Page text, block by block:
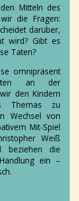
Mitteln des
die Fragen:
darüber,
wird? Gibt es
Taten?
omnipräsent
an der
den Kindern
Themas zu
Wechsel von
Mit-Spiel
Weiß
beziehen die
ein –